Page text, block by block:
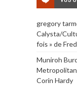
gregory
Calysta/
fois » de
Muniroh
Corin Hardy